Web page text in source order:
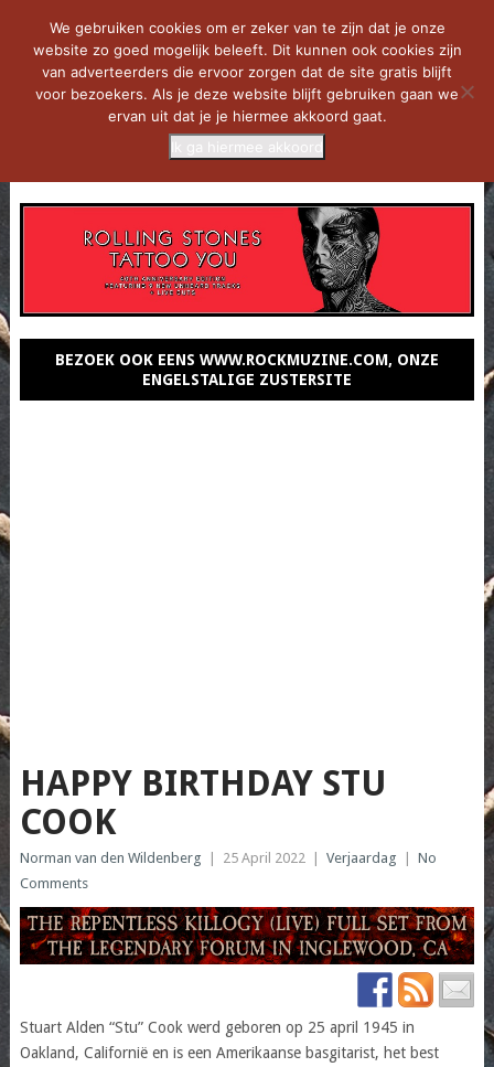
BEZOEK OOK EENS WWW.ROCKMUZINE.COM, ONZE
ENGELSTALIGE ZUSTERSITE
HAPPY BIRTHDAY STU
COOK
Norman van den Wildenberg 25 April 2022 Verjaardag
No
Comments
Stuart Alden “Stu” Cook werd geboren op 25 april 1945 in
Oakland, Californië en is een Amerikaanse basgitarist, het best
We gebruiken cookies om er zeker van te zijn dat je onze
website zo goed mogelijk beleeft. Dit kunnen ook cookies zijn
van adverteerders die ervoor zorgen dat de site gratis blijft
voor bezoekers. Als je deze website blijft gebruiken gaan we
ervan uit dat je je hiermee akkoord gaat.
Ik ga hiermee akkoord